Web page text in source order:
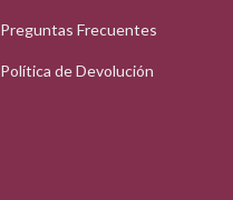
Preguntas Frecuentes
Política de Devolución